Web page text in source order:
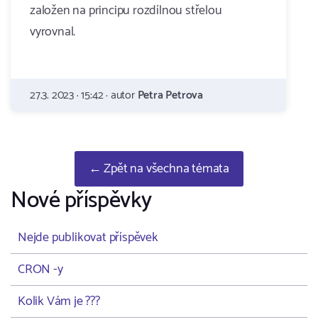
založen na principu rozdílnou střelou
vyrovnal.
27.3. 2023 · 15:42 · autorPetra Petrova
← Zpět na všechna témata
Nové příspěvky
Nejde publikovat příspěvek
CRON -y
Kolik Vám je ???